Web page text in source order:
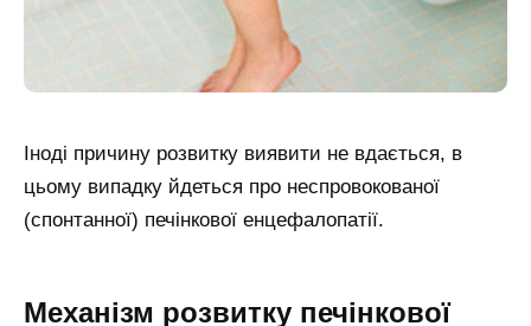
Іноді причину розвитку виявити не вдається, в
цьому випадку йдеться про неспровокованої
(спонтанної) печінкової енцефалопатії.
Механізм розвитку печінкової